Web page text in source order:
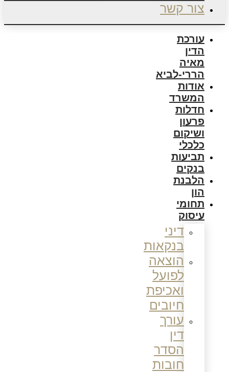
צור קשר
עורכת
הדין
מאיה
הררי-לביא
אודות
המשרד
חדלות
פרעון
ושיקום
כלכלי
תביעות
בנקים
הלבנת
הון
תחומי
עיסוק
דיני
בנקאות
הוצאה
לפועל
ואכיפת
חיובים
עורך
דין
הסדר
חובות